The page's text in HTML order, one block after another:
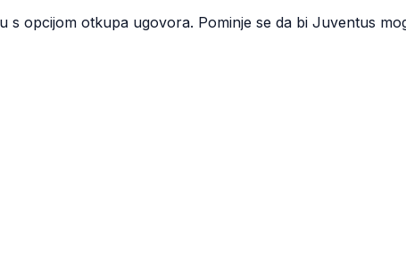
s opcijom otkupa ugovora. Pominje se da bi Juventus